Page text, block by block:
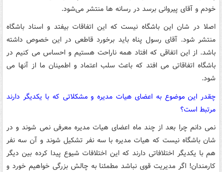
خودم و آقای پیروانی برسد در رسانه ها منتشر می‌شود.
اصلا در شان این باشگاه نیست که این اتفاقات بیفتد و اسناد باشگاه
منتشر شود. آقای رسول پناه باید برخورد قاطعی در این خصوص داشته
باشد. از این اتفاقی که افتاد همه ناراحت هستیم و احساس می کنیم در
باشگاه اتفاقاتی می افتد که باعث سلب اعتماد و اطمینان ما از آنها می
شود.
چقدر این موضوع به اعضای هیات مدیره و مشکلاتی که با یکدیگر دارند
مرتبط است؟
نمی دانم چرا بعد از چند ماه اعضای هیات مدیره معرفی نمی شوند و در
شان باشگاه نیست که هیات مدیره با سه نفر تشکیل شوند و آن سه نفر
هم با یکدیگر اختلافاتی دارند که این اختلافات شیوع پیدا کرده بین دیگر
کارمندان! اگر مدیریت قوی نباشد مطمئنا به چالش بزرگی خواهیم خورد و